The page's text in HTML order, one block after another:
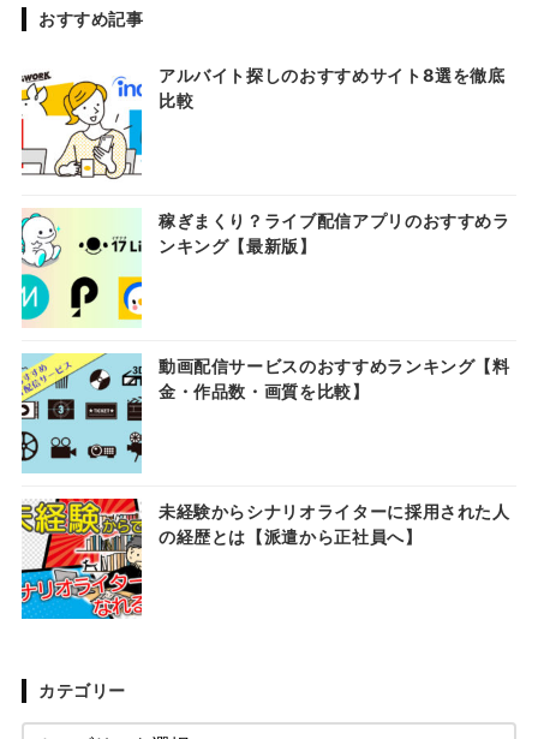
おすすめ記事
アルバイト探しのおすすめサイト8選を徹底
比較
稼ぎまくり？ライブ配信アプリのおすすめラ
ンキング【最新版】
動画配信サービスのおすすめランキング【料
金・作品数・画質を比較】
未経験からシナリオライターに採用された人
の経歴とは【派遣から正社員へ】
カテゴリー